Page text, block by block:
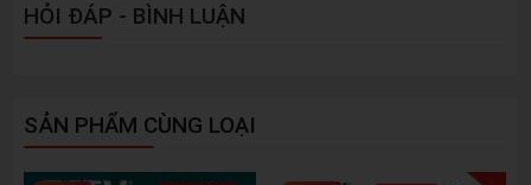
HỎI ĐÁP - BÌNH LUẬN
SẢN PHẨM CÙNG LOẠI